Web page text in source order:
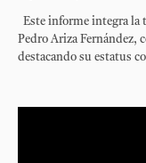
Este informe integra la
Pedro Ariza Fernández,
destacando su estatus